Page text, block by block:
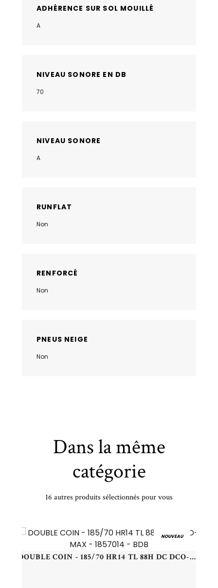
ADHÉRENCE SUR SOL MOUILLÉ
A
NIVEAU SONORE EN DB
70
NIVEAU SONORE
A
RUNFLAT
Non
RENFORCÉ
Non
PNEUS NEIGE
Non
Dans la même
catégorie
16 autres produits sélectionnés pour vous
NOUVEAU
DOUBLE COIN - 185/70 HR14 TL 88H DC DCO-MAX - 1857014 - BDB